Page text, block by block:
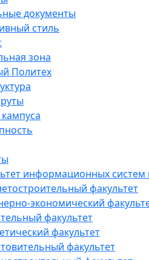
документы
стиль
зона
Политех
информационных систем
факультет
экономический
факультет
факультет
факультет